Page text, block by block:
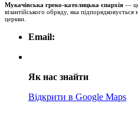
Мукачівська греко-католицька єпархія —
візантійського обряду, яка
церкви.
Email:
Як нас знайти
Відкрити в Google Maps